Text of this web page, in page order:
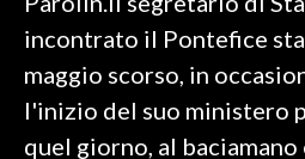
GOSSIP
SALUTE
incontrato il Pontefice
maggio scorso, in
l'inizio del suo ministero
quel giorno, al baciamano